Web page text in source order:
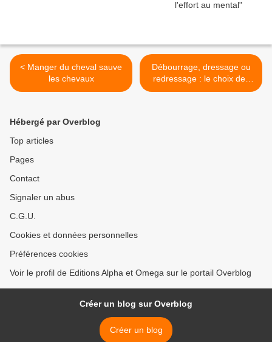
< Manger du cheval sauve
les chevaux
Débourrage, dressage ou
redressage : le choix des
méthodes >
Hébergé par Overblog
Top articles
Pages
Contact
Signaler un abus
C.G.U.
Cookies et données personnelles
Préférences cookies
Voir le profil de Editions Alpha et Omega sur le portail Overblog
Créer un blog sur Overblog
Créer un blog